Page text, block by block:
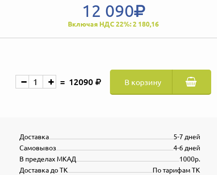
12 090
Включая НДС 22%: 2 180,16
12090 В корзину
5-7 дней
Доставка
4-6 дней
Самовывоз
1000р.
В пределах МКАД
По тарифам ТК
Доставка до ТК